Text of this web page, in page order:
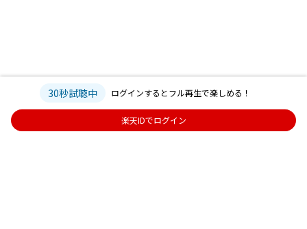
30秒試聴中 ログインするとフル再生で楽しめる！
楽天IDでログイン